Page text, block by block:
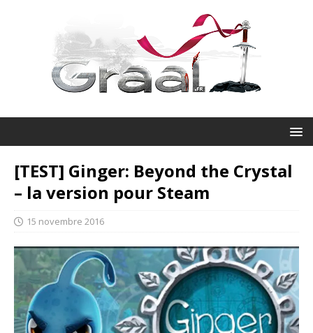
[TEST] Ginger: Beyond the Crystal
– la version pour Steam
15 novembre 2016